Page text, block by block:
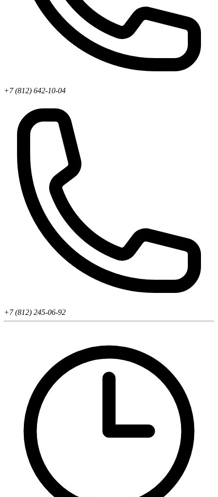
+7 (812) 642-10-04
+7 (812) 245-06-92